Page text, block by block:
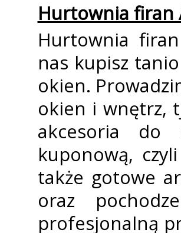
Hurtownia firan
Hurtownia
nas kupisz
okien.
okien i wnętrz,
akcesoria do
kuponową,
także gotowe
oraz
profesjonalną